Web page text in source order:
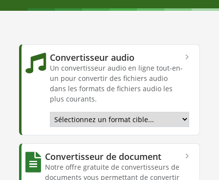
Convertisseur audio
Un convertisseur audio en ligne tout-en-
un pour convertir des fichiers audio
dans les formats de fichiers audio les
plus courants.
Convertisseur de document
Notre offre gratuite de convertisseurs de
documents vous permettant de convertir